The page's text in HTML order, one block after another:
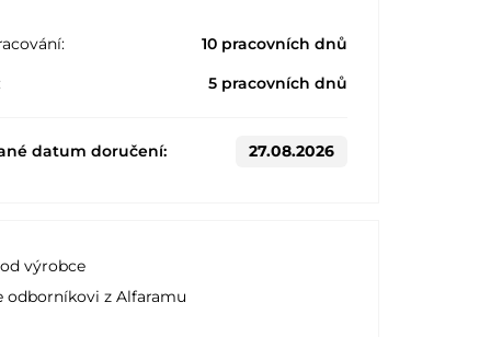
10 pracovních dnů
5 pracovních dnů
datum doručení: 27.08.2026
výrobce
odborníkovi z Alfaramu